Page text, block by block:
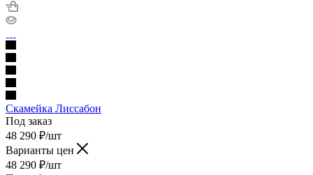
Скамейка Лиссабон
Под заказ
48 290 ₽/шт
Варианты цен
48 290 ₽/шт